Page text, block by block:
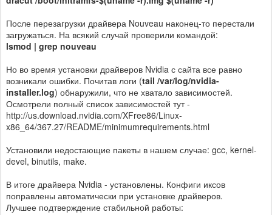
После перезагрузки драйвера Nouveau наконец-то перестали
загружаться. На всякий случай проверили командой:
lsmod | grep nouveau
Но во время установки драйверов Nvidia с сайта все равно
возникали ошибки. Почитав логи (tail /var/log/nvidia-
installer.log) обнаружили, что не хватало зависимостей.
Осмотрели полный список зависимостей тут -
http://us.download.nvidia.com/XFree86/Linux-
x86_64/367.27/README/minimumrequirements.html
Установили недостающие пакеты в нашем случае: gcc, kernel-
devel, binutils, make.
В итоге драйвера Nvidia - установлены. Конфиги иксов
поправлены автоматически при установке драйверов.
Лучшее подтверждение стабильной работы: